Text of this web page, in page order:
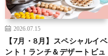
2026.07.15
【7月・8月】スペシャルイベ
ント！ランチ＆デザートビュ